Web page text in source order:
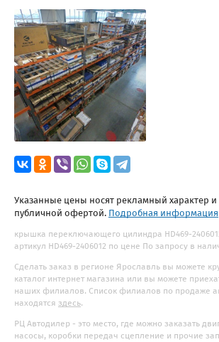
Указанные цены носят рекламный характер и
публичной офертой. Подробная информация
крышка переключающего цилиндра HD469-
артикул HD469-2406012 по цене По запросу в
Сделать заказ в регионе Ярославль вы можете
каталог интернет магазина или вы можете
наших филиалов. Список филиалов по продаже
находятся здесь.
РЦ Автодилер - это место, где можно заказать
насосы, коробки передач сцепление и прочие